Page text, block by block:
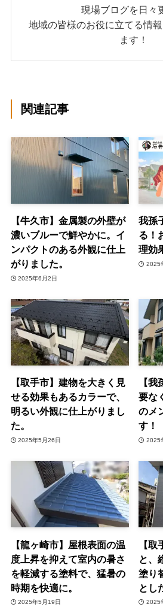
現場ブログを日々
地域の皆様のお役に立てる情
ます！
関連記事
【牛久市】金属製の外壁が
濃いブルーで鮮やかに。イ
ンパクトのある外観に仕上
がりました。
2025年6月2日
我孫
る！
理効
2025
【取手市】建物を大きく見
せる効果もあるカラーで、
明るい外観に仕上がりまし
た。
2025年5月26日
【
要な
のメ
す！
2025
【龍ヶ崎市】屋根表面の温
度上昇を抑えて室内の暑さ
を軽減する塗料で、猛暑の
時期を快適に。
2025年5月19日
【
と、
塗り
とし
2025